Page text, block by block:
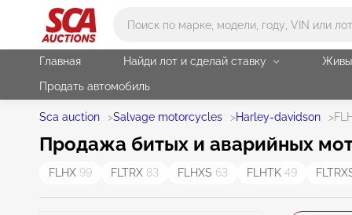
Главная Найди лот и сделай ставку
Продать автомобиль
Sca auction >Salvage motorcycles >Harley-davidson >
Продажа битых и аварийных
FLHX 99 FLTRX 83 FLHXS 63 FLHTK 49